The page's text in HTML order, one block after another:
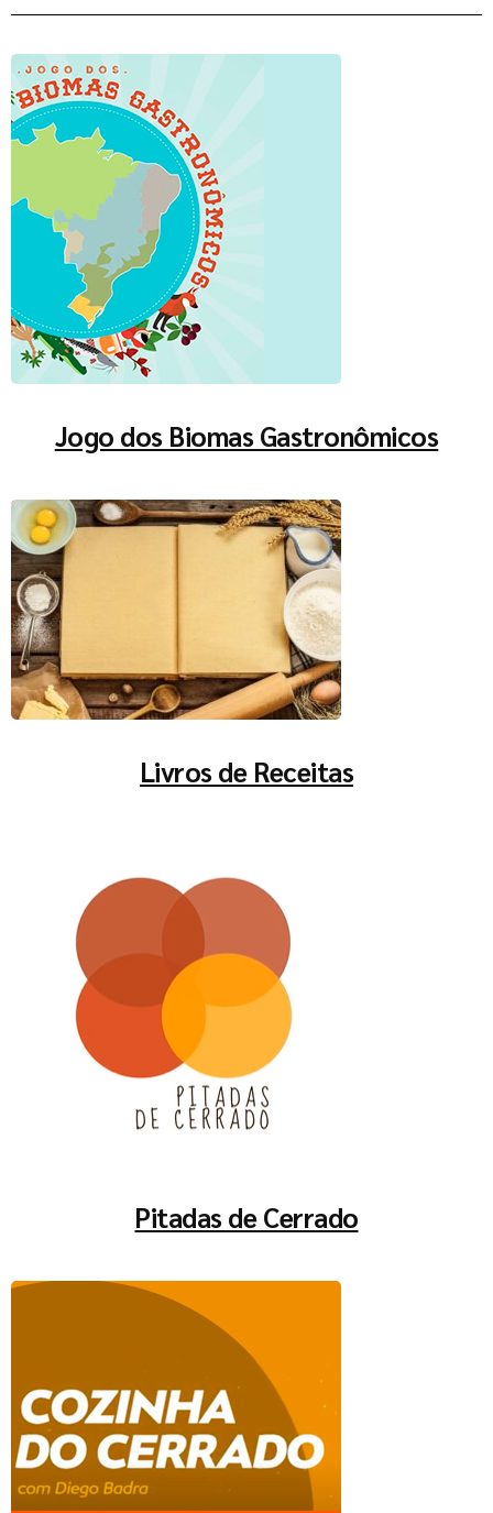
Jogo dos Biomas Gastronômicos
Livros de Receitas
Pitadas de Cerrado